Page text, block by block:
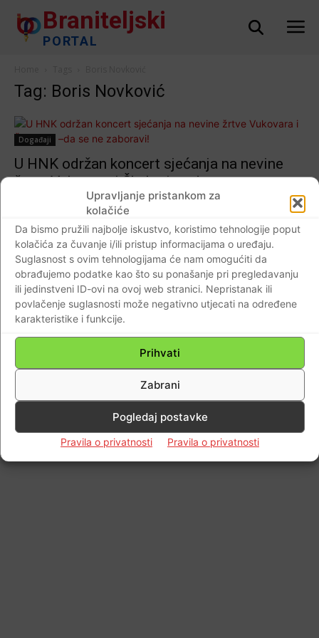
Upravljanje pristankom za
kolačiće
Da bismo pružili najbolje iskustvo, koristimo tehnologije poput
kolačića za čuvanje i/ili pristup informacijama o uređaju.
Suglasnost s ovim tehnologijama će nam omogućiti da
obrađujemo podatke kao što su ponašanje pri pregledavanju
ili jedinstveni ID-ovi na ovoj web stranici. Nepristanak ili
povlačenje suglasnosti može negativno utjecati na određene
karakteristike i funkcije.
Prihvati
Zabrani
Pogledaj postavke
Pravila o privatnosti Pravila o privatnosti
Braniteljski
PORTAL
Tag: Boris Novković
Događaji
U HNK održan koncert sjećanja na nevine
žrtve Vukovara i Škabrnje –da se ne
Impressum Kontaktirajte nas Pravila o privatnosti
© Newspaper WordPress Theme by TagDiv